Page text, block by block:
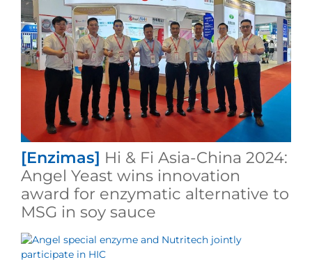
[Enzimas] Hi & Fi Asia-China 2024:
Angel Yeast wins innovation
award for enzymatic alternative to
MSG in soy sauce